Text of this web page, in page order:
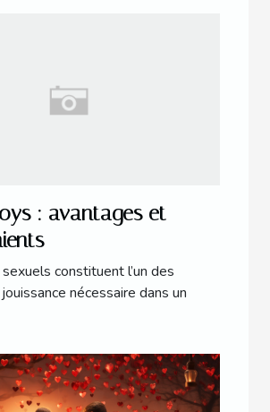
: avantages et
constituent l’un des
nécessaire dans un